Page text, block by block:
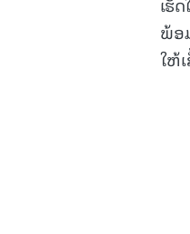
ພ້ອ
ໃຫ້